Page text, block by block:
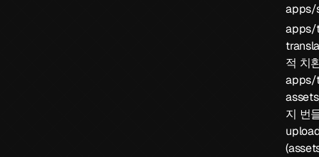
apps/
apps/
적 치
apps/
지 번
(